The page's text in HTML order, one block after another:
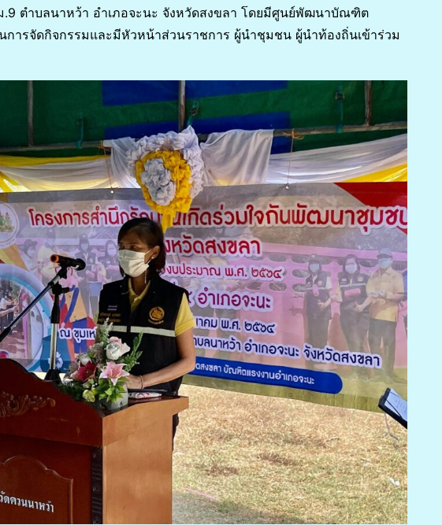
ตำบลนาหว้า อำเภอจะนะ จังหวัดสงขลา โดยมีศูนย์พัฒนาบัณฑิต
นการจัดกิจกรรมและมีหัวหน้าส่วนราชการ ผู้นำชุมชน ผู้นำท้องถิ่นเข้าร่วม